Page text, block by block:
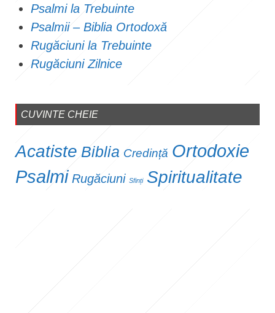
Psalmi la Trebuinte
Psalmii – Biblia Ortodoxă
Rugăciuni la Trebuinte
Rugăciuni Zilnice
CUVINTE CHEIE
Acatiste Biblia Credință Ortodoxie
Psalmi Rugăciuni Sfinți Spiritualitate